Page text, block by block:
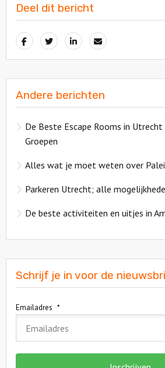
Deel dit bericht
Andere berichten
De Beste Escape Rooms in
Groepen
Alles wat je moet weten over
Parkeren Utrecht; alle
De beste activiteiten en uitjes in
Schrijf je in voor de
Emailadres *